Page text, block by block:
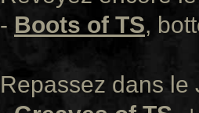
- Boots of TS,
Repassez dans le